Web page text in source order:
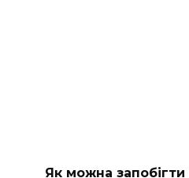
Як можна